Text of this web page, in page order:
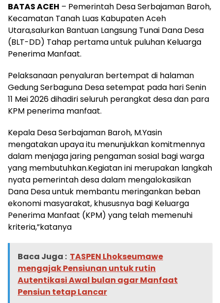
BATAS ACEH – Pemerintah Desa Serbajaman Baroh,
Kecamatan Tanah Luas Kabupaten Aceh
Utara,salurkan Bantuan Langsung Tunai Dana Desa
(BLT-DD) Tahap pertama untuk puluhan Keluarga
Penerima Manfaat.
Pelaksanaan penyaluran bertempat di halaman
Gedung Serbaguna Desa setempat pada hari Senin
11 Mei 2026 dihadiri seluruh perangkat desa dan para
KPM penerima manfaat.
Kepala Desa Serbajaman Baroh, M.Yasin
mengatakan upaya itu menunjukkan komitmennya
dalam menjaga jaring pengaman sosial bagi warga
yang membutuhkan.Kegiatan ini merupakan langkah
nyata pemerintah desa dalam mengalokasikan
Dana Desa untuk membantu meringankan beban
ekonomi masyarakat, khususnya bagi Keluarga
Penerima Manfaat (KPM) yang telah memenuhi
kriteria,”katanya
Baca Juga : TASPEN Lhokseumawe
mengajak Pensiunan untuk rutin
Autentikasi Awal bulan agar Manfaat
Pensiun tetap Lancar